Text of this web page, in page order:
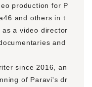
production for P
and others in t
as a video director
and
since 2016, an
of Paravi's dr